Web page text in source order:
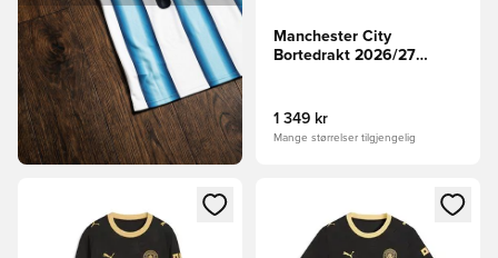
Manchester City
Bortedrakt 2026/27
1 349 kr
Mange størrelser tilgjengelig
Åpner en Modal for å logge inn eller registrere deg som
Åpner en Modal for å logge